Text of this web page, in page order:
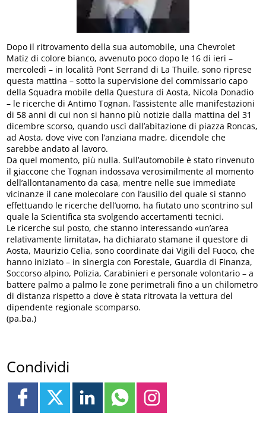
Dopo il ritrovamento della sua automobile, una Chevrolet
Matiz di colore bianco, avvenuto poco dopo le 16 di ieri –
mercoledì – in località Pont Serrand di La Thuile, sono riprese
questa mattina – sotto la supervisione del commissario capo
della Squadra mobile della Questura di Aosta, Nicola Donadio
– le ricerche di Antimo Tognan, l’assistente alle manifestazioni
di 58 anni di cui non si hanno più notizie dalla mattina del 31
dicembre scorso, quando uscì dall’abitazione di piazza Roncas,
ad Aosta, dove vive con l’anziana madre, dicendole che
sarebbe andato al lavoro.
Da quel momento, più nulla. Sull’automobile è stato rinvenuto
il giaccone che Tognan indossava verosimilmente al momento
dell’allontanamento da casa, mentre nelle sue immediate
vicinanze il cane molecolare con l’ausilio del quale si stanno
effettuando le ricerche dell’uomo, ha fiutato uno scontrino sul
quale la Scientifica sta svolgendo accertamenti tecnici.
Le ricerche sul posto, che stanno interessando «un’area
relativamente limitata», ha dichiarato stamane il questore di
Aosta, Maurizio Celia, sono coordinate dai Vigili del Fuoco, che
hanno iniziato – in sinergia con Forestale, Guardia di Finanza,
Soccorso alpino, Polizia, Carabinieri e personale volontario – a
battere palmo a palmo le zone perimetrali fino a un chilometro
di distanza rispetto a dove è stata ritrovata la vettura del
dipendente regionale scomparso.
(pa.ba.)
Condividi